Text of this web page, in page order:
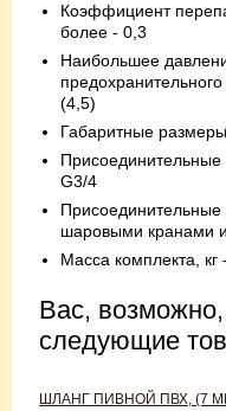
Коэффициент
более - 0,3
Наибольшее
(4,5)
Габаритные
Присоединительные
G3/4
шаровыми кранами
Масса комплекта, кг
Вас,
следующие
ШЛАНГ ПИВНОЙ ПВХ, (7